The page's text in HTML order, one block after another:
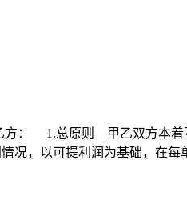
： 1.总原则 甲乙双方本着互
况，以可提利润为基础，在每